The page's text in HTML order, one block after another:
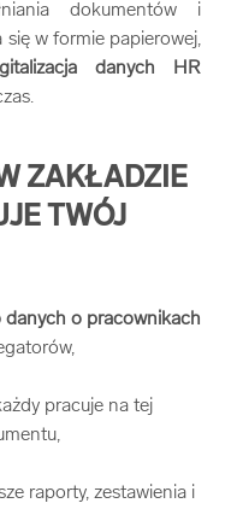
dokumentów i
w formie papierowej,
danych HR
ZAKŁADZIE
TWÓJ
o pracownikach
pracuje na tej
raporty, zestawienia i